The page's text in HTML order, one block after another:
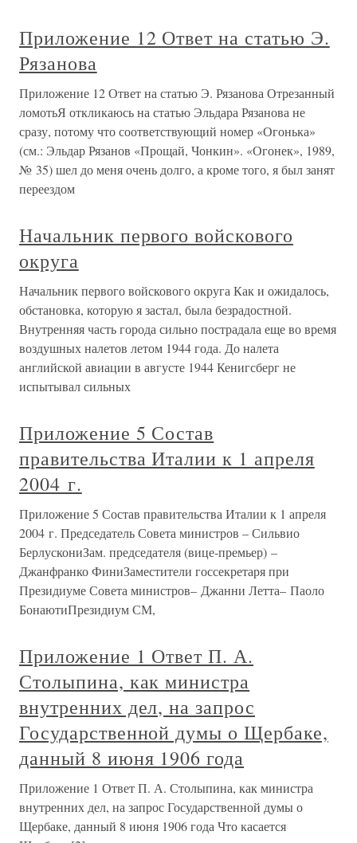
Приложение 12 Ответ на статью Э.
Рязанова
Приложение 12 Ответ на статью Э. Рязанова Отрезанный
ломотьЯ откликаюсь на статью Эльдара Рязанова не
сразу, потому что соответствующий номер «Огонька»
(см.: Эльдар Рязанов «Прощай, Чонкин». «Огонек», 1989,
№ 35) шел до меня очень долго, а кроме того, я был занят
переездом
Начальник первого войскового
округа
Начальник первого войскового округа Как и ожидалось,
обстановка, которую я застал, была безрадостной.
Внутренняя часть города сильно пострадала еще во время
воздушных налетов летом 1944 года. До налета
английской авиации в августе 1944 Кенигсберг не
испытывал сильных
Приложение 5 Состав
правительства Италии к 1 апреля
2004 г.
Приложение 5 Состав правительства Италии к 1 апреля
2004 г. Председатель Совета министров – Сильвио
БерлускониЗам. председателя (вице-премьер) –
Джанфранко ФиниЗаместители госсекретаря при
Президиуме Совета министров– Джанни Летта– Паоло
БонаютиПрезидиум СМ,
Приложение 1 Ответ П. А.
Столыпина, как министра
внутренних дел, на запрос
Государственной думы о Щербаке,
данный 8 июня 1906 года
Приложение 1 Ответ П. А. Столыпина, как министра
внутренних дел, на запрос Государственной думы о
Щербаке, данный 8 июня 1906 года Что касается